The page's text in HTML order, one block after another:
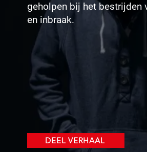
geholpen bij het bestrijden
en inbraak.
DEEL VERHAAL